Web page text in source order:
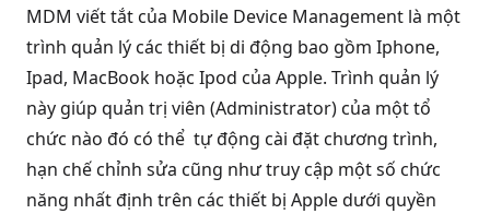
MDM viết tắt của Mobile Device Management là một
trình quản lý các thiết bị di động bao gồm Iphone,
Ipad, MacBook hoặc Ipod của Apple. Trình quản lý
này giúp quản trị viên (Administrator) của một tổ
chức nào đó có thể tự động cài đặt chương trình,
hạn chế chỉnh sửa cũng như truy cập một số chức
năng nhất định trên các thiết bị Apple dưới quyền